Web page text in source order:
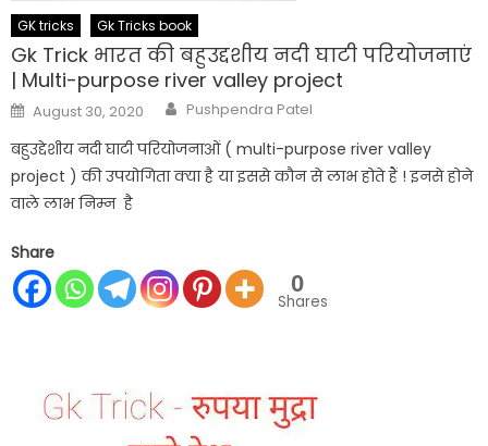
GK tricks Gk Tricks book
Gk Trick भारत की बहुउद्दशीय नदी घाटी परियोजनाएं
| Multi-purpose river valley project
Posted
on
August 30, 2020 Author
Pushpendra Patel
बहुउद्देशीय नदी घाटी परियोजनाओं ( multi-purpose river valley
project ) की उपयोगिता क्या है या इससे कौन से लाभ होते हैं ! इनसे होने
वाले लाभ निम्न है
Share
0
Shares